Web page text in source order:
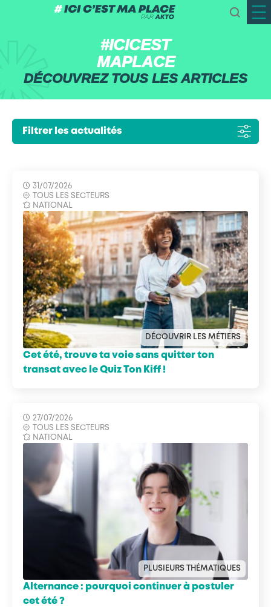
#ICICEST
MAPLACE
DÉCOUVREZ TOUS LES ARTICLES
Filtrer les actualités
31/07/2026
TOUS LES SECTEURS
NATIONAL
DÉCOUVRIR LES MÉTIERS
Cet été, trouve ta voie sans quitter ton
transat avec le Quiz Ton Kiff !
27/07/2026
TOUS LES SECTEURS
NATIONAL
PLUSIEURS THÉMATIQUES
Alternance : pourquoi continuer à postuler
cet été ?